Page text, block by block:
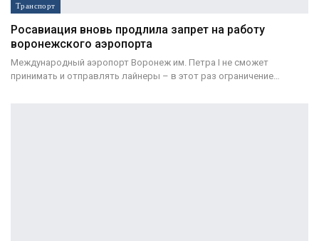
Транспорт
Росавиация вновь продлила запрет на работу
воронежского аэропорта
Международный аэропорт Воронеж им. Петра I не сможет
принимать и отправлять лайнеры – в этот раз ограничение